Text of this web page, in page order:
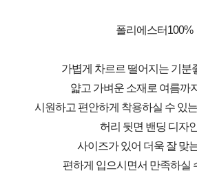
폴리에스터100%
가볍게 차르르 떨어지는 기분
얇고 가벼운 소재로 여름까
시원하고 편안하게 착용하실 수 있
허리 뒷면 밴딩 디자
사이즈가 있어 더욱 잘 맞
편하게 입으시면서 만족하실